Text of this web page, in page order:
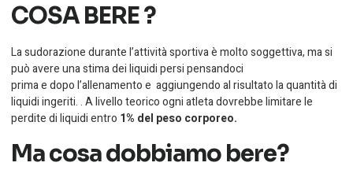
COSA BERE ?
La sudorazione durante l’attività sportiva è molto soggettiva, ma si
può avere una stima dei liquidi persi pensandoci
prima e dopo l’allenamento e aggiungendo al risultato la quantità di
liquidi ingeriti. . A livello teorico ogni atleta dovrebbe limitare le
perdite di liquidi entro 1% del peso corporeo.
Ma cosa dobbiamo bere?